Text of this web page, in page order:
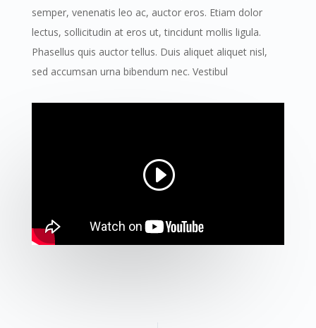
semper, venenatis leo ac, auctor eros. Etiam dolor
lectus, sollicitudin at eros ut, tincidunt mollis ligula.
Phasellus quis auctor tellus. Duis aliquet aliquet nisl,
sed accumsan urna bibendum nec. Vestibul